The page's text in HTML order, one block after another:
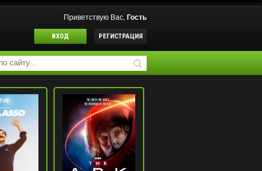
Приветствую Вас, Гость
ВХОД РЕГИСТРАЦИЯ